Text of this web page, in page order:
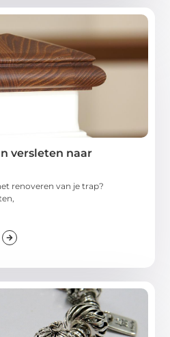
versleten naar
renoveren van je trap?